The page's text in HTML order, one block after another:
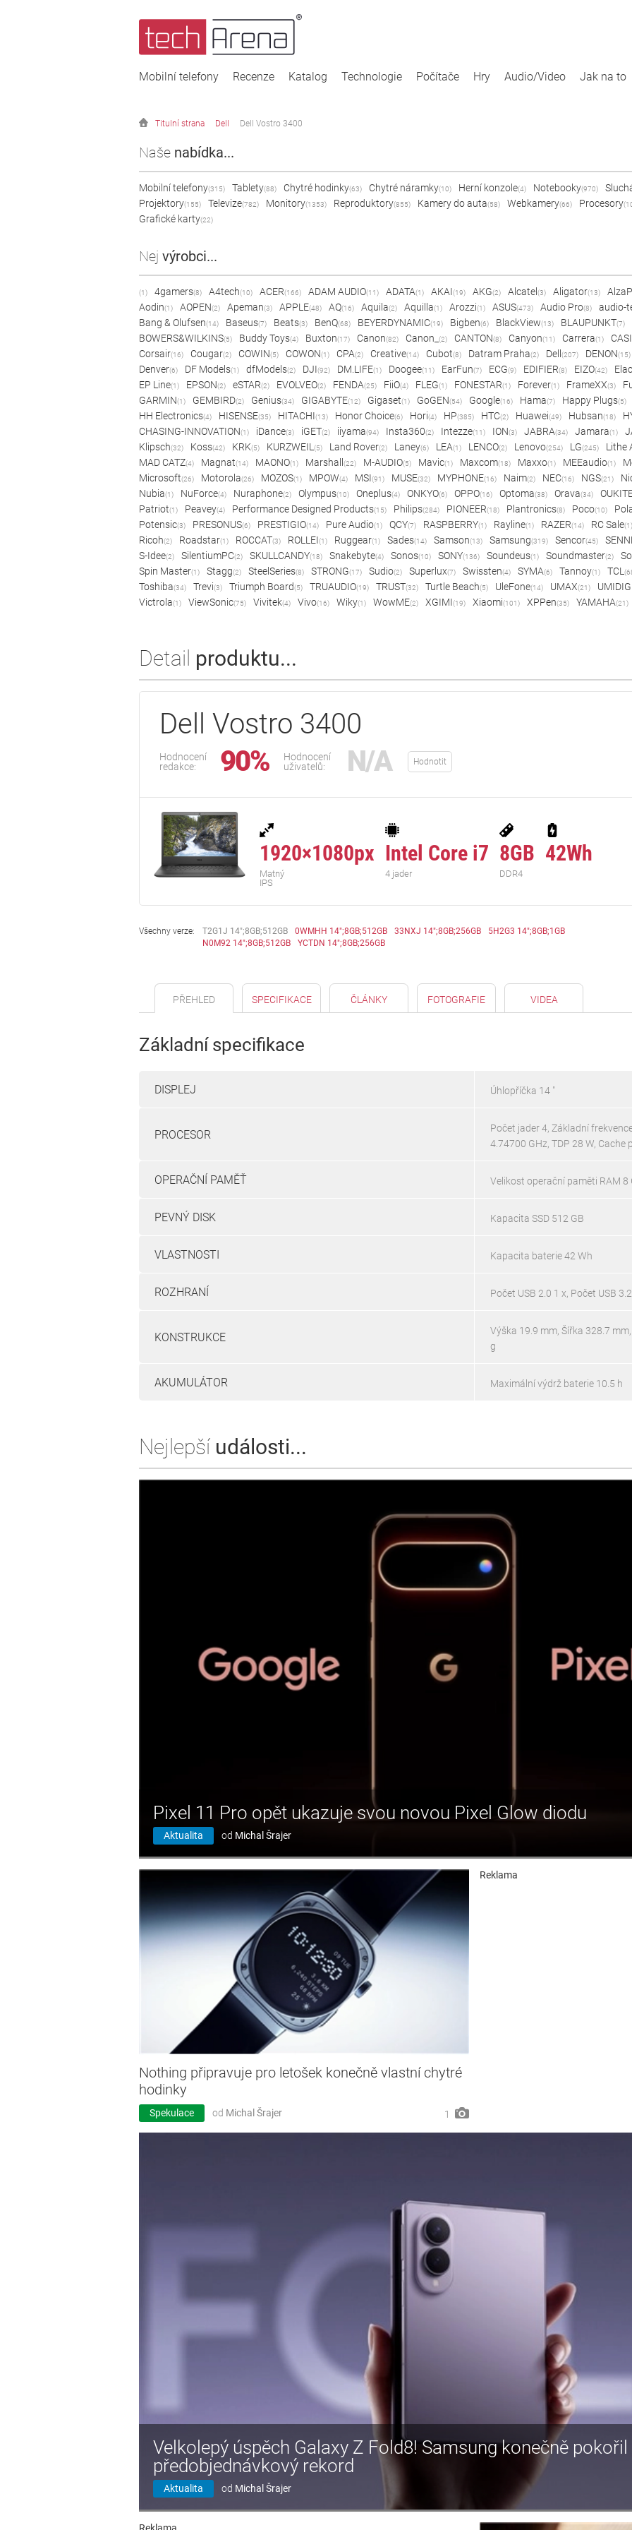
Mobilní telefony Recenze Katalog Technologie Počítače Hry Audio/Video Jak na to
Titulní strana Dell Dell Vostro 3400
Naše nabídka...
Mobilní telefony(315) Tablety(88) Chytré hodinky(63) Chytré náramky(10) Herní konzole(4) Notebooky(970)
Projektory(155) Televize(782) Monitory(1353) Reproduktory(855) Kamery do auta(58) Webkamery(66) Procesory
Grafické karty(22)
Nej výrobci...
(1) 4gamers(8) A4tech(10) ACER(166) ADAM AUDIO(11) ADATA(1) AKAI(19) AKG(2) Alcatel (3) Aligator(13)
Aodin(1) AOPEN(2) Apeman(3) APPLE(48) AQ(16) Aquila(2) Aquilla(1) Arozzi(1) ASUS(473) Audio Pro(8)
audio-
Bang & Olufsen(14) Baseus(7) Beats(3) BenQ(68) BEYERDYNAMIC(19) Bigben(6) BlackView(13) BLAUPUNKT(7)
BOWERS&WILKINS(5) Buddy Toys(4) Buxton(17) Canon(82) Canon_ (2) CANTON(8) Canyon(11) Carrera(1)
Corsair(16) Cougar(2) COWIN(5) COWON(1) CPA(2) Creative(14) Cubot(8) Datram Praha(2) Dell (207) DENON(15)
Denver(6) DF Models(1) dfModels(2) DJI(92) DM.LIFE(1) Doogee(11) EarFun(7) ECG(9) EDIFIER(8) EIZO(42)
Elac
EP Line(1) EPSON(2) eSTAR(2) EVOLVEO(2) FENDA(25) FiiO(4) FLEG(1) FONESTAR(1) Forever(1) FrameXX(3)
GARMIN(1) GEMBIRD(2) Genius(34) GIGABYTE(12) Gigaset(1) GoGEN(54) Google(16) Hama(7) Happy Plugs(5)
HH Electronics(4) HISENSE(35) HITACHI(13) Honor Choice(6) Hori(4) HP(385) HTC(2) Huawei(49) Hubsan(18)
CHASING-INNOVATION(1) iDance(3) iGET(2) iiyama(94) Insta360(2) Intezze(11) ION(3) JABRA(34) Jamara(1)
Klipsch(32) Koss(42) KRK(5) KURZWEIL(5) Land Rover(2) Laney(6) LEA(1) LENCO(2) Lenovo(254) LG(245)
Lithe
MAD CATZ(4) Magnat(14) MAONO(1) Marshall (22) M-AUDIO(5) Mavic(1) Maxcom(18) Maxxo(1) MEEaudio(1)
Microsoft(26) Motorola(26) MOZOS(1) MPOW(4) MSI(91) MUSE(32) MYPHONE(16) Naim(2) NEC(16) NGS(21)
Nubia(1) NuForce(4) Nuraphone(2) Olympus(10) Oneplus(4) ONKYO(6) OPPO(16) Optoma(38) Orava(34)
Patriot(1) Peavey(4) Performance Designed Products(15) Philips(284) PIONEER(18) Plantronics(8) Poco(10)
Potensic(3) PRESONUS(6) PRESTIGIO(14) Pure Audio(1) QCY(7) RASPBERRY(1) Rayline(1) RAZER(14) RC Sale(1)
Ricoh(2) Roadstar(1) ROCCAT(3) ROLLEI(1) Ruggear(1) Sades(14) Samson(13) Samsung(319) Sencor(45)
S-Idee(2) SilentiumPC(2) SKULLCANDY(18) Snakebyte(4) Sonos(10) SONY(136) Soundeus(1) Soundmaster(2)
Spin Master(1) Stagg(2) SteelSeries(8) STRONG(17) Sudio(2) Superlux(7) Swissten(4) SYMA(6) Tannoy(1) TCL
Toshiba(34) Trevi(3) Triumph Board(5) TRUAUDIO(19) TRUST(32) Turtle Beach(5) UleFone(14) UMAX(21)
Victrola(1) ViewSonic(75) Vivitek(4) Vivo(16) Wiky(1) WowME(2) XGIMI(19) Xiaomi(101) XPPen(35) YAMAHA(21)
Detail produktu...
Dell Vostro 3400
Hodnocení
redakce:
90%
Hodnocení
uživatelů:
N/A Hodnotit
1920×1080px
Matný
IPS
Intel Core i7
4 jader
8GB
DDR4
42Wh
Všechny verze: T2G1J 14";8GB;512GB 0WMHH 14";8GB;512GB 33NXJ 14";8GB;256GB
5H2G3 14";8GB;1GB
N0M92 14";8GB;512GB
YCTDN 14";8GB;256GB
PŘEHLED SPECIFIKACE ČLÁNKY FOTOGRAFIE VIDEA
Základní specifikace
DISPLEJ Úhlopříčka 14 "
PROCESOR
Počet jader 4, Základní
4.74700 GHz, TDP 28 W, Cache
OPERAČNÍ PAMĚŤ Velikost operační paměti RAM
PEVNÝ DISK Kapacita SSD 512 GB
VLASTNOSTI Kapacita baterie 42 Wh
ROZHRANÍ Počet USB 2.0 1 x, Počet USB
KONSTRUKCE
Výška 19.9 mm, Šířka 328.7
g
AKUMULÁTOR Maximální výdrž baterie 10.5 h
Nejlepší události...
Pixel 11 Pro opět ukazuje svou novou Pixel Glow diodu
Aktualita od Michal Šrajer
Nothing připravuje pro letošek konečně vlastní chytré
hodinky
Spekulace od Michal Šrajer 1
Reklama
Velkolepý úspěch Galaxy Z Fold8! Samsung konečně
předobjednávkový rekord
Aktualita od Michal Šrajer
Reklama